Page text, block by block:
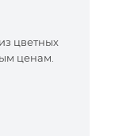
цветных
ценам.